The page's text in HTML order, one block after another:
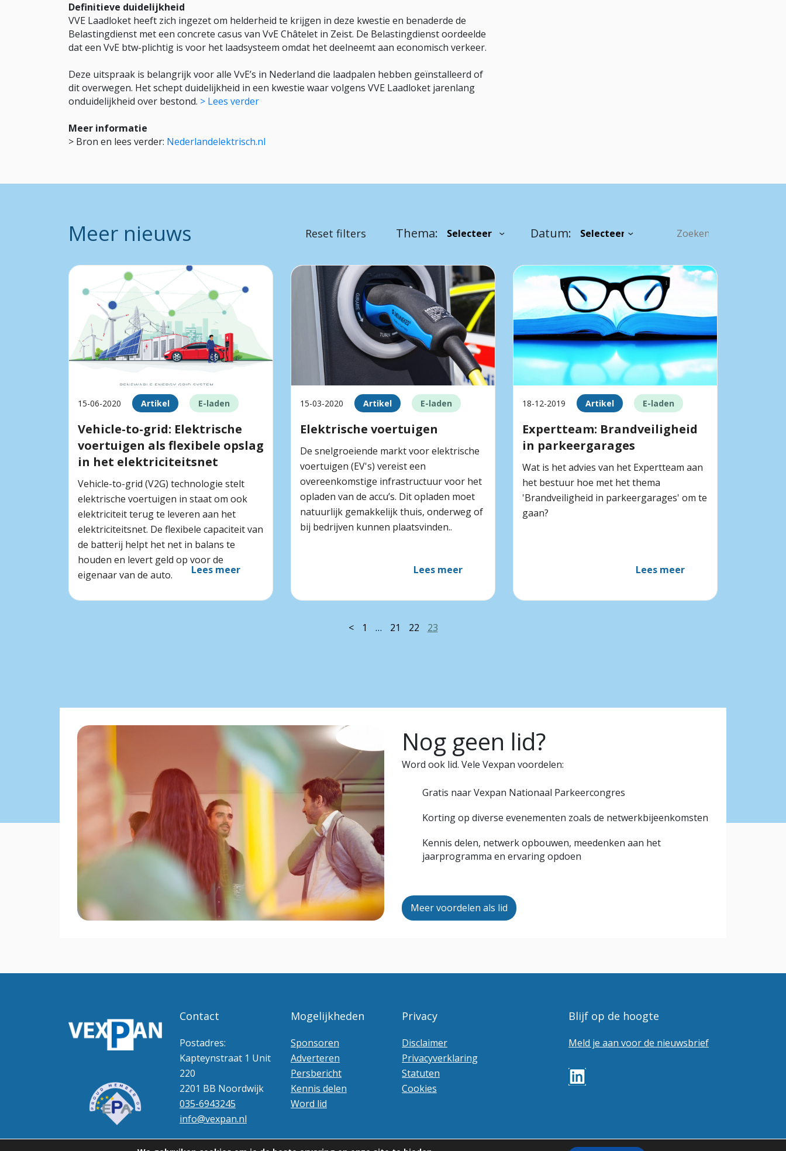
Definitieve duidelijkheid
VVE Laadloket heeft zich ingezet om helderheid te krijgen in deze kwestie en benaderde de
Belastingdienst met een concrete casus van VvE Châtelet in Zeist. De Belastingdienst oordeelde
dat een VvE btw-plichtig is voor het laadsysteem omdat het deelneemt aan economisch verkeer.
Deze uitspraak is belangrijk voor alle VvE’s in Nederland die laadpalen hebben geïnstalleerd of
dit overwegen. Het schept duidelijkheid in een kwestie waar volgens VVE Laadloket jarenlang
onduidelijkheid over bestond. > Lees verder
Meer informatie
> Bron en lees verder: Nederlandelektrisch.nl
Meer nieuws Reset filters Thema: Datum:
15-06-2020 Artikel E-laden
Vehicle-to-grid: Elektrische
voertuigen als flexibele opslag
in het elektriciteitsnet
Vehicle-to-grid (V2G) technologie stelt
elektrische voertuigen in staat om ook
elektriciteit terug te leveren aan het
elektriciteitsnet. De flexibele capaciteit van
de batterij helpt het net in balans te
houden en levert geld op voor de
eigenaar van de auto.
Lees meer
15-03-2020 Artikel E-laden
Elektrische voertuigen
De snelgroeiende markt voor elektrische
voertuigen (EV's) vereist een
overeenkomstige infrastructuur voor het
opladen van de accu’s. Dit opladen moet
natuurlijk gemakkelijk thuis, onderweg of
bij bedrijven kunnen plaatsvinden..
Lees meer
18-12-2019 Artikel E-laden
Expertteam: Brandveiligheid
in parkeergarages
Wat is het advies van het Expertteam aan
het bestuur hoe met het thema
'Brandveiligheid in parkeergarages' om te
gaan?
Lees meer
< 1 … 21 22 23
Nog geen lid?
Word ook lid. Vele Vexpan voordelen:
Gratis naar Vexpan Nationaal Parkeercongres
Korting op diverse evenementen zoals de netwerkbijeenkomsten
Kennis delen, netwerk opbouwen, meedenken aan het
jaarprogramma en ervaring opdoen
Meer voordelen als lid
Contact
Postadres:
Kapteynstraat 1 Unit
220
2201 BB Noordwijk
035-6943245
info@vexpan.nl
Mogelijkheden
Sponsoren
Adverteren
Persbericht
Kennis delen
Word lid
Privacy
Disclaimer
Privacyverklaring
Statuten
Cookies
Blijf op de hoogte
Meld je aan voor de nieuwsbrief